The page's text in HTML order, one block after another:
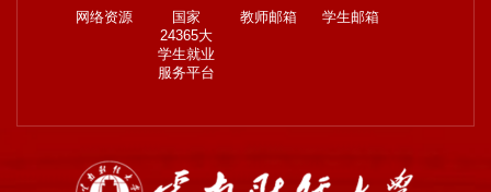
网络资源
国家
24365大
学生就业
服务平台
教师邮箱 学生邮箱